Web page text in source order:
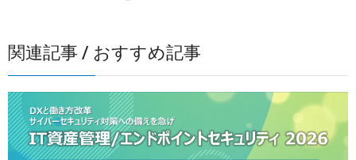
関連記事 / おすすめ記事